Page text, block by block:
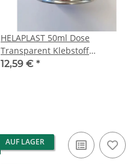
HELAPLAST 50ml Dose
Transparent Klebstoff
Wassersportkleber
12,59 € *
AUF LAGER